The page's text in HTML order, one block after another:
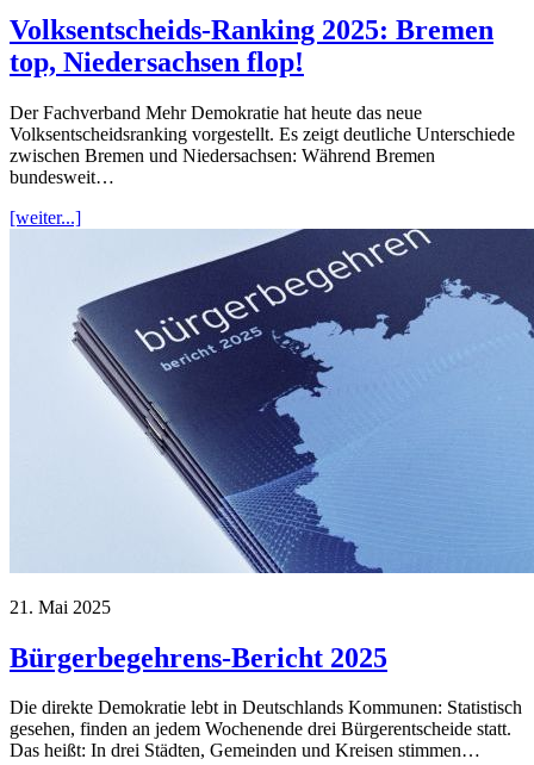
Volksentscheids-Ranking 2025: Bremen
top, Niedersachsen flop!
Der Fachverband Mehr Demokratie hat heute das neue
Volksentscheidsranking vorgestellt. Es zeigt deutliche Unterschiede
zwischen Bremen und Niedersachsen: Während Bremen
bundesweit…
[weiter...]
21. Mai 2025
Bürgerbegehrens-Bericht 2025
Die direkte Demokratie lebt in Deutschlands Kommunen: Statistisch
gesehen, finden an jedem Wochenende drei Bürgerentscheide statt.
Das heißt: In drei Städten, Gemeinden und Kreisen stimmen…